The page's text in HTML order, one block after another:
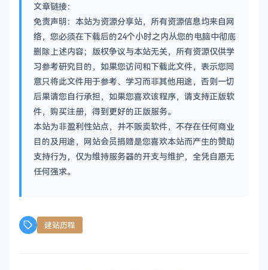
文章链接：
免责声明：本站为资源分享站，所有资源信息均来自网
络，您必须在下载后的24个小时之内从您的电脑中彻底
删除上述内容；版权争议与本站无关，所有资源仅供学
习参考研究目的，如果您访问和下载此文件，表示您同
意只将此文件用于参考、学习而非其他用途，否则一切
后果请您自行承担，如果您喜欢该程序，请支持正版软
件，购买注册，得到更好的正版服务。
本站为非盈利性站点，并不贩卖软件，不存在任何商业
目的及用途，网站会员捐赠是您喜欢本站而产生的赞助
支持行为，仅为维持服务器的开支与维护，全凭自愿无
任何强求。
建站历程